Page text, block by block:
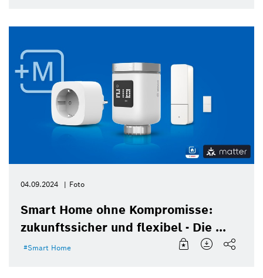
04.09.2024 Foto
Smart Home ohne Kompromisse:
zukunftssicher und flexibel - Die ...
Smart Home